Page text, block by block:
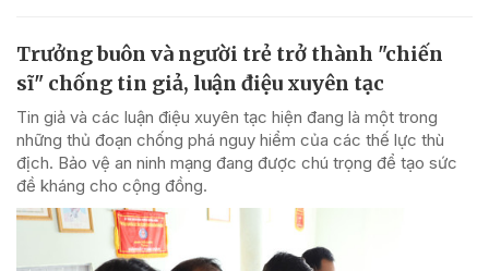
Trưởng buôn và người trẻ trở thành "chiến
sĩ" chống tin giả, luận điệu xuyên tạc
Tin giả và các luận điệu xuyên tạc hiện đang là một trong
những thủ đoạn chống phá nguy hiểm của các thế lực thù
địch. Bảo vệ an ninh mạng đang được chú trọng để tạo sức
đề kháng cho cộng đồng.